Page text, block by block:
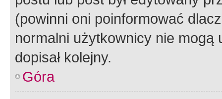
(powinni oni poinformować
normalni użytkownicy nie
dopisał kolejny.
Góra